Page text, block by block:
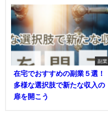
副業
在宅でおすすめの副業５選！
多様な選択肢で新たな収入の
扉を開こう